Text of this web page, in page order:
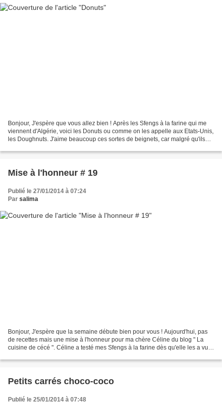
Bonjour, J'espère que vous allez bien ! Après les Sfengs à la farine qui me
viennent d'Algérie, voici les Donuts ou comme on les appelle aux Etats-Unis,
les Doughnuts. J'aime beaucoup ces sortes de beignets, car malgré qu'ils
Mise à l'honneur # 19
Publié le 27/01/2014 à 07:24
Par salima
Bonjour, J'espère que la semaine débute bien pour vous ! Aujourd'hui, pas
de recettes mais une mise à l'honneur pour ma chère Céline du blog " La
cuisine de cécé ". Céline a testé mes Sfengs à la farine dès qu'elle les a vu
Petits carrés choco-coco
Publié le 25/01/2014 à 07:48